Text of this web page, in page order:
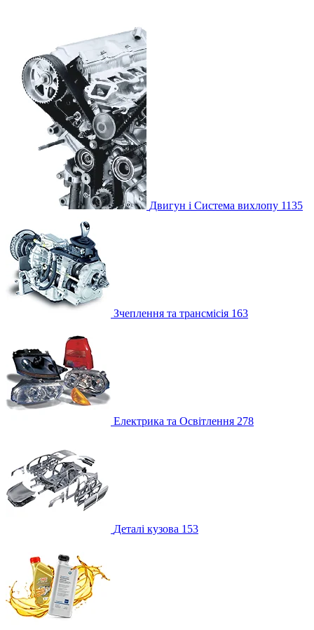
Двигун і Система вихлопу 1135
Зчеплення та трансмісія 163
Електрика та Освітлення 278
Деталі кузова 153